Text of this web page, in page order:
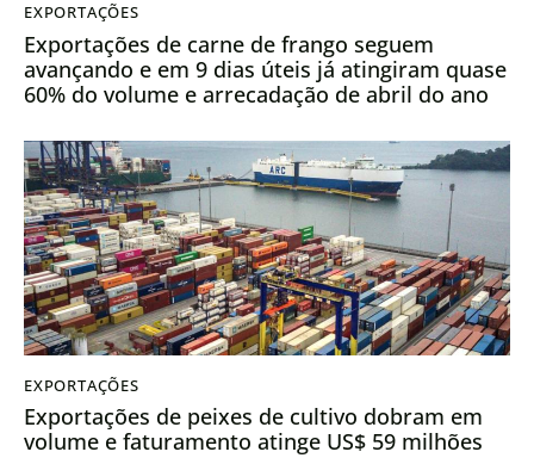
EXPORTAÇÕES
Exportações de carne de frango seguem
avançando e em 9 dias úteis já atingiram quase
60% do volume e arrecadação de abril do ano
EXPORTAÇÕES
Exportações de peixes de cultivo dobram em
volume e faturamento atinge US$ 59 milhões